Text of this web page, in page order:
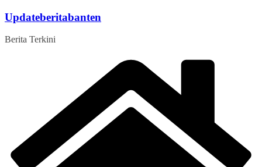
Skip
content
Updateberitabanten
Berita Terkini